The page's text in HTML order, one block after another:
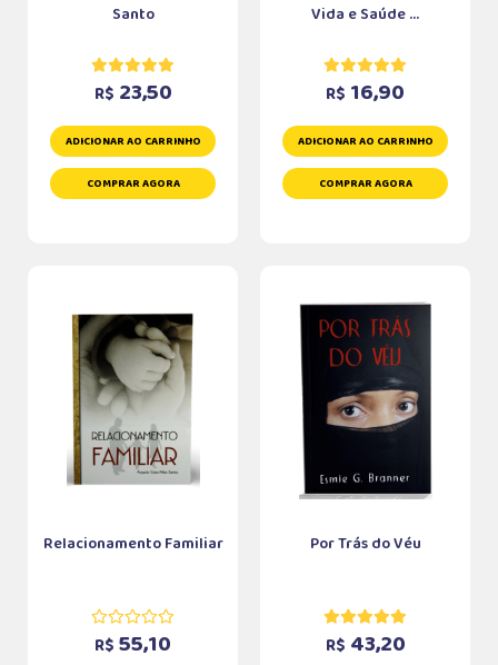
Santo
R$ 23,50
ADICIONAR AO CARRINHO
COMPRAR AGORA
Vida e Saúde ...
R$ 16,90
ADICIONAR AO CARRINHO
COMPRAR AGORA
Relacionamento Familiar
R$ 55,10
Por Trás do Véu
R$ 43,20